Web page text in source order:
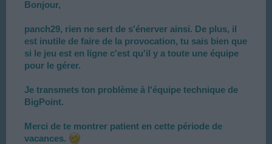
Bonjour,
panch29, rien ne sert de s'énerver ainsi. De plus, il
est inutile de faire de la provocation, tu sais bien que
si le jeu est en ligne c'est qu'il y a toute une équipe
pour le gérer.
Je transmets ton problème à l'équipe technique de
BigPoint.
Merci de te montrer patient en cette période de
vacances.